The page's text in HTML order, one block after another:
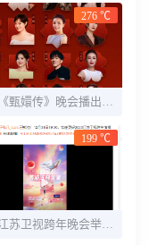
276 ℃
2025年《甄嬛传》晚会播出时间几点 嘉宾名单一览
199 ℃
2025年江苏卫视跨年晚会举办时间 官宣明星阵容名单